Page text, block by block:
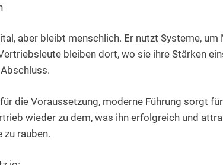
aber bleibt menschlich. Er nutzt Systeme, um
bleiben dort, wo sie ihre Stärken
die Voraussetzung, moderne Führung sorgt
wieder zu dem, was ihn erfolgreich und
zu rauben.